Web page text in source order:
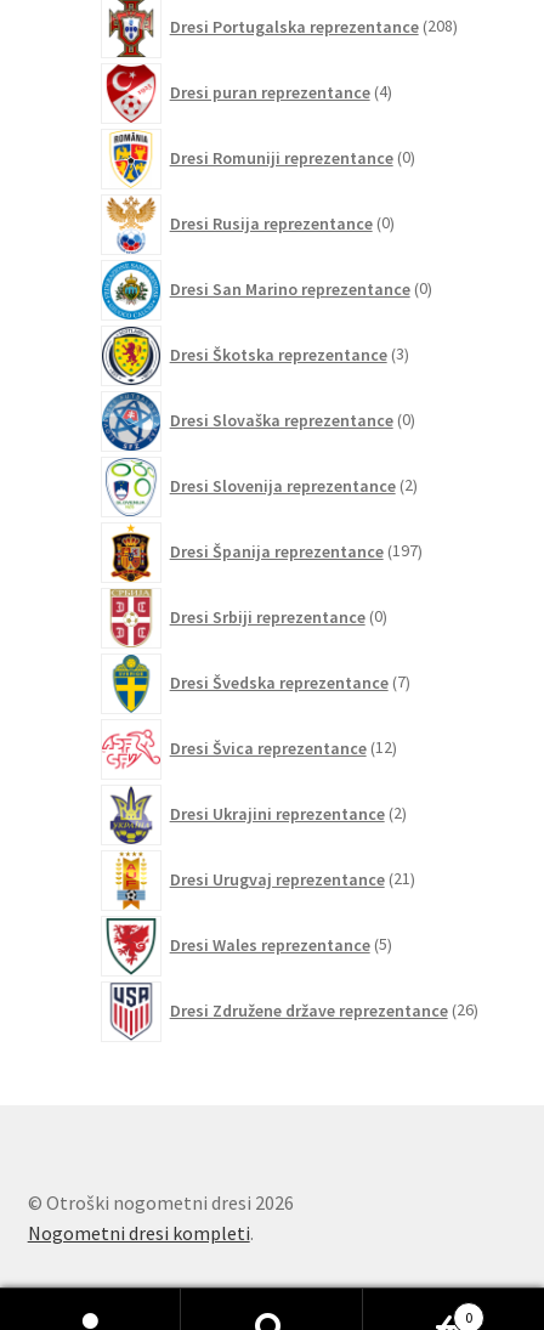
Dresi Portugalska reprezentance 208izdelkov
Dresi puran reprezentance 4izdelki
Dresi Romuniji reprezentance 0izdelkov
Dresi Rusija reprezentance 0izdelkov
Dresi San Marino reprezentance 0izdelkov
Dresi Škotska reprezentance 3izdelki
Dresi Slovaška reprezentance 0izdelkov
Dresi Slovenija reprezentance 2izdelka
Dresi Španija reprezentance 197izdelkov
Dresi Srbiji reprezentance 0izdelkov
Dresi Švedska reprezentance 7izdelkov
Dresi Švica reprezentance 12izdelkov
Dresi Ukrajini reprezentance 2izdelka
Dresi Urugvaj reprezentance 21izdelkov
Dresi Wales reprezentance 5izdelkov
Dresi Združene države reprezentance 26izdelkov
© Otroški nogometni dresi 2026
Nogometni dresi kompleti.
0